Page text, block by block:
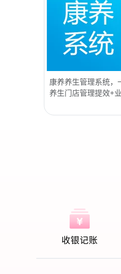
康养养生管理系统，
养生门店管理提效+
收银记账